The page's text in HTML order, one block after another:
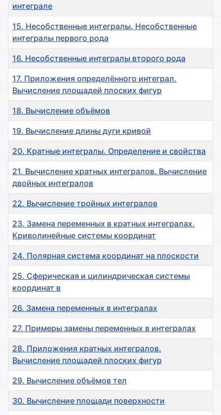
интеграле
15. Несобственные интегралы. Несобственные
интегралы первого рода
16. Несобственные интегралы второго рода
17. Приложения определённого интеграл.
Вычисление площадей плоских фигур
18. Вычисление объёмов
19. Вычисление длины дуги кривой
20. Кратные интегралы. Определение и свойства
21. Вычисление кратных интегралов. Вычисление
двойных интегралов
22. Вычисление тройных интегралов
23. Замена переменных в кратных интегралах.
Криволинейные системы координат
24. Полярная система координат на плоскости
25. Сферическая и цилиндрическая системы
координат в
26. Замена переменных в интегралах
27. Примеры замены переменных в интегралах
28. Приложения кратных интегралов.
Вычисление площадей плоских фигур
29. Вычисление объёмов тел
30. Вычисление площади поверхности